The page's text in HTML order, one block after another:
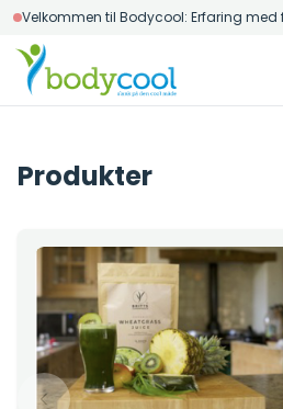
Velkommen til Bodycool: Erfaring med
Produkter